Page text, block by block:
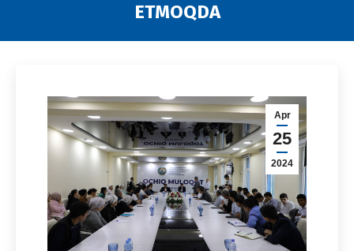
ETMOQDA
Apr
25
2024